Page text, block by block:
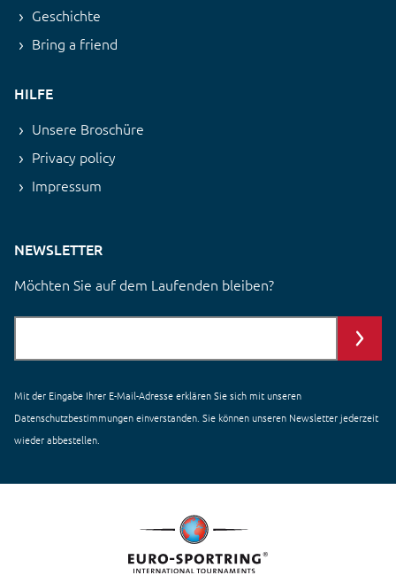
Geschichte
Bring a friend
HILFE
Unsere Broschüre
Privacy policy
Impressum
NEWSLETTER
Möchten Sie auf dem Laufenden bleiben?
Mit der Eingabe Ihrer E-Mail-Adresse erklären Sie sich mit unseren
Datenschutzbestimmungen einverstanden. Sie können unseren Newsletter jederzeit
wieder abbestellen.